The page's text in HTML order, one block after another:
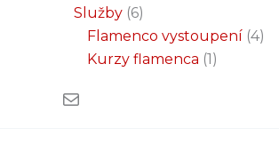
Služby 6
Flamenco vystoupení 4
Kurzy flamenca 1